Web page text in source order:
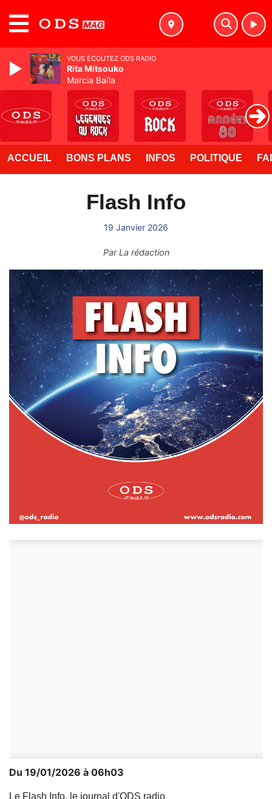
ACCUEIL BONS PLANS INFOS POLITIQUE
Flash Info
19 Janvier 2026
ParLa rédaction
Du 19/01/2026 à 06h03
Le Flash Info, le journal d'ODS radio
VOUS ÉCOUTEZ ODS RADIO
Rita Mitsouko
Marcia Baïla